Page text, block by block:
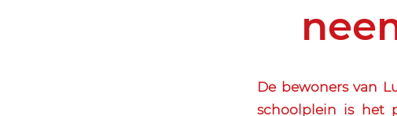
De bewoners van
schoolplein is het